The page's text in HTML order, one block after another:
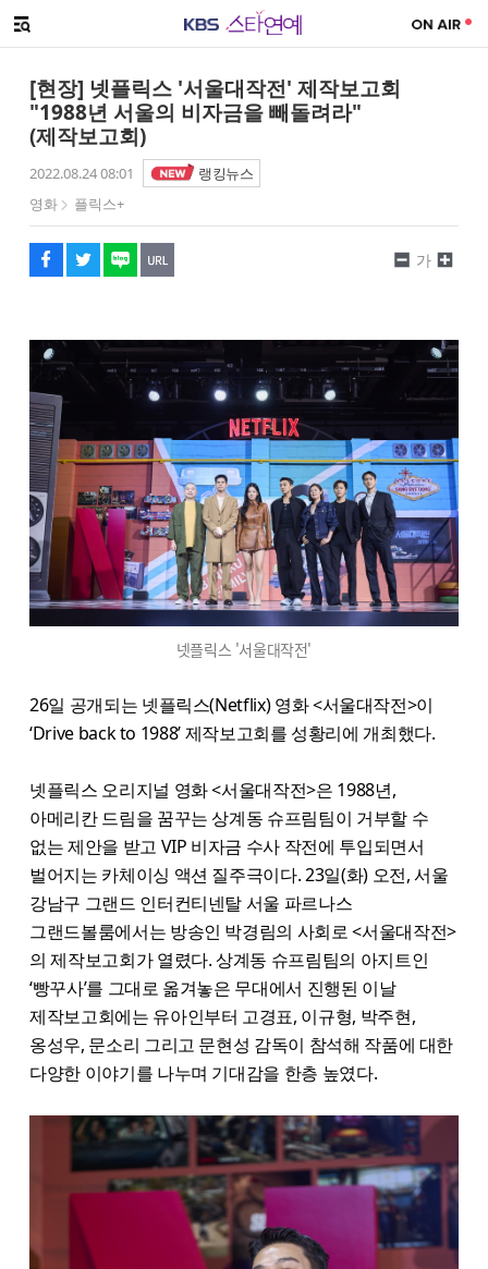
메뉴 열기
[현장] 넷플릭스 '서울대작전' 제작보고회
"1988년 서울의 비자금을 빼돌려라"
(제작보고회)
2022.08.24 08:01
랭킹뉴스
영화
플릭스+
페이스북
트위터
네이버
URL복사
글씨 작게보기
가
글씨 크게보기
넷플릭스 '서울대작전'
26일 공개되는 넷플릭스(Netflix) 영화 <서울대작전>이
‘Drive back to 1988’ 제작보고회를 성황리에 개최했다.
넷플릭스 오리지널 영화 <서울대작전>은 1988년,
아메리칸 드림을 꿈꾸는 상계동 슈프림팀이 거부할 수
없는 제안을 받고 VIP 비자금 수사 작전에 투입되면서
벌어지는 카체이싱 액션 질주극이다. 23일(화) 오전, 서울
강남구 그랜드 인터컨티넨탈 서울 파르나스
그랜드볼룸에서는 방송인 박경림의 사회로 <서울대작전>
의 제작보고회가 열렸다. 상계동 슈프림팀의 아지트인
‘빵꾸사’를 그대로 옮겨놓은 무대에서 진행된 이날
제작보고회에는 유아인부터 고경표, 이규형, 박주현,
옹성우, 문소리 그리고 문현성 감독이 참석해 작품에 대한
다양한 이야기를 나누며 기대감을 한층 높였다.
해시태그